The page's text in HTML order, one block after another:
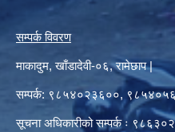
सम्पर्क विवरण
माकादुम, खाँडादेवी-०६, रामेछाप |
सम्पर्क: ९८५४०२३६००,
सूचना अधिकारीको सम्पर्क ः